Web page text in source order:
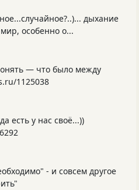
дыхание
особенно о...
— что было между
1125038
есть у нас своё...))
- и совсем другое